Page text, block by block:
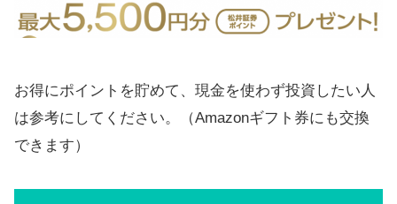
お得にポイントを貯めて、現金を使わず投資したい人
は参考にしてください。（Amazonギフト券にも交換
できます）